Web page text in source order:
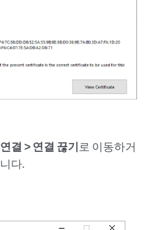
연결 > 연결 끊기 로 이동하거
다.